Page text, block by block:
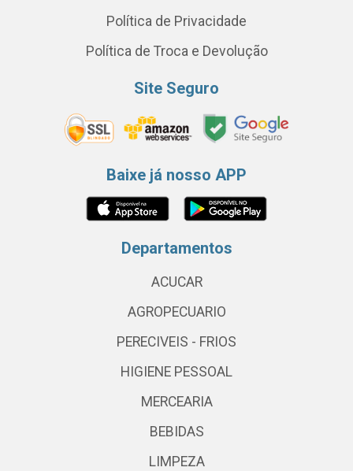
Política de Privacidade
Política de Troca e Devolução
Site Seguro
Baixe já nosso APP
Departamentos
ACUCAR
AGROPECUARIO
PERECIVEIS - FRIOS
HIGIENE PESSOAL
MERCEARIA
BEBIDAS
LIMPEZA